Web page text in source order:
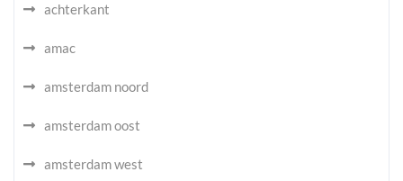
achterkant
amac
amsterdam noord
amsterdam oost
amsterdam west